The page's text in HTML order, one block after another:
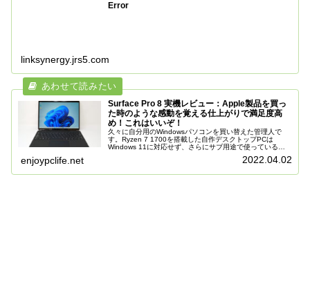
Error
linksynergy.jrs5.com
Surface Pro 8 実機レビュー：Apple製品を買っ
た時のような感動を覚える仕上がりで満足度高
め！これはいいぞ！
久々に自分用のWindowsパソコンを買い替えた管理人で
す。Ryzen 7 1700を搭載した自作デスクトップPCは
Windows 11に対応せず、さらにサブ用途で使っている
enjoypclife.net 2022.04.02